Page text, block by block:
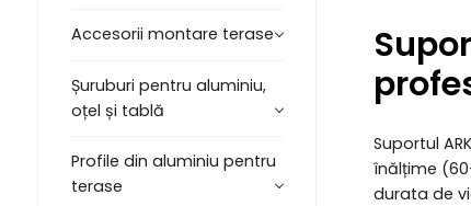
Accesorii montare terase
Șuruburi pentru aluminiu,
oțel și tablă
Profile din aluminiu pentru
terase
Suportul
înălțime
durata de